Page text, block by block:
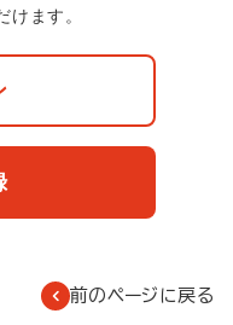
ます。
前のページに戻る